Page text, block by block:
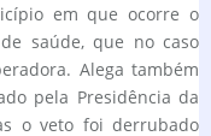
em que ocorre o
saúde, que no caso
Alega também
pela Presidência da
o veto foi derrubado